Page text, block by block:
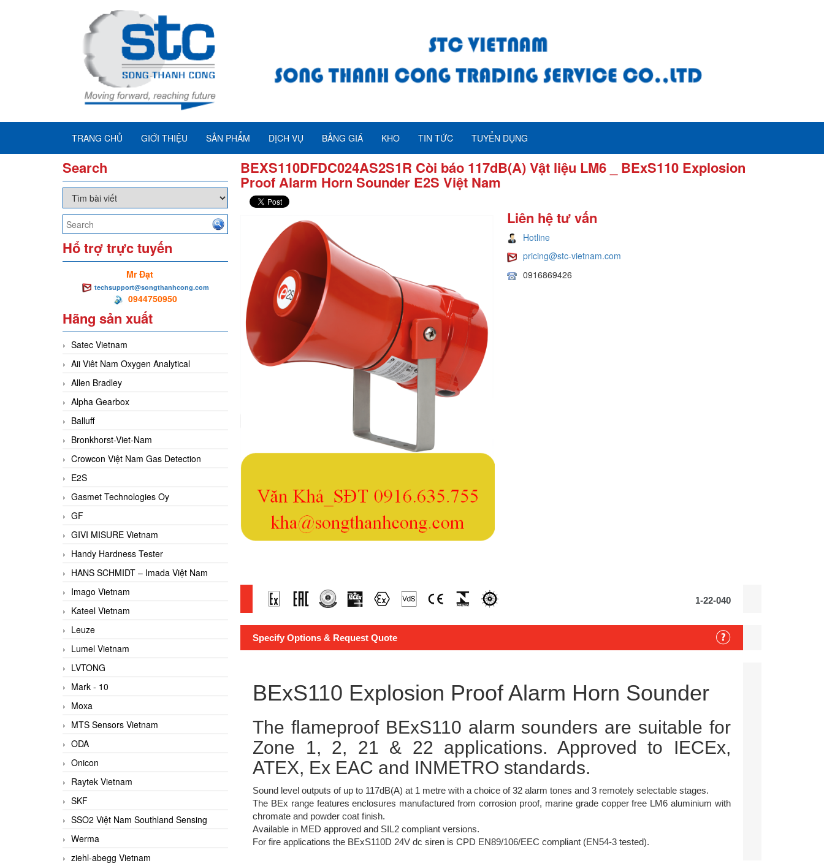
TRANG CHỦ GIỚI THIỆU SẢN PHẨM DỊCH VỤ BẢNG GIÁ KHO TIN TỨC TUYỂN DỤNG
Search
Hổ trợ trực tuyến
Mr Đạt
techsupport@songthanhcong.com
0944750950
Hãng sản xuất
Satec Vietnam
Aii Viêt Nam Oxygen Analytical
Allen Bradley
Alpha Gearbox
Balluff
Bronkhorst-Viet-Nam
Crowcon Việt Nam Gas Detection
E2S
Gasmet Technologies Oy
GF
GIVI MISURE Vietnam
Handy Hardness Tester
HANS SCHMIDT – Imada Việt Nam
Imago Vietnam
Kateel Vietnam
Leuze
Lumel Vietnam
LVTONG
Mark - 10
Moxa
MTS Sensors Vietnam
ODA
Onicon
Raytek Vietnam
SKF
SSO2 Việt Nam Southland Sensing
Werma
ziehl-abegg Vietnam
BEXS110DFDC024AS2S1R Còi báo 117dB(A) Vật liệu LM6 _ BExS110 Explosion
Proof Alarm Horn Sounder E2S Việt Nam
Liên hệ tư vấn
Hotline
pricing@stc-vietnam.com
0916869426
1-22-040
Specify Options & Request Quote
BExS110 Explosion Proof Alarm Horn Sounder
The flameproof BExS110 alarm sounders are suitable for
Zone 1, 2, 21 & 22 applications. Approved to IECEx,
ATEX, Ex EAC and INMETRO standards.
Sound level outputs of up to 117dB(A) at 1 metre with a choice of 32 alarm tones and 3 remotely selectable stages.
The BEx range features enclosures manufactured from corrosion proof, marine grade copper free LM6 aluminium with
chromate and powder coat finish.
Available in MED approved and SIL2 compliant versions.
For fire applications the BExS110D 24V dc siren is CPD EN89/106/EEC compliant (EN54-3 tested).